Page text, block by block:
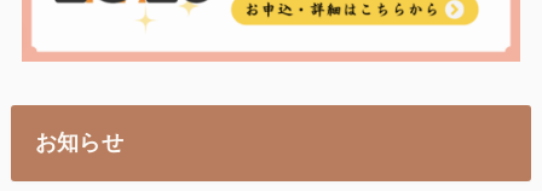
お知らせ